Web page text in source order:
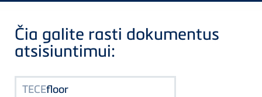
Čia galite rasti dokumentus
atsisiuntimui:
TECEfloor